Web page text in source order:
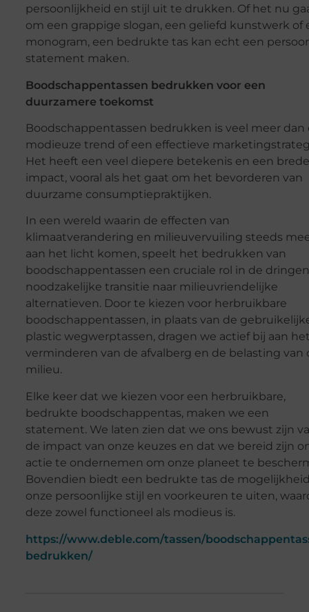
persoonlijkheid en stijl uit te drukken. Of het nu
om een grappige slogan, een geliefd kunstwerk of
monogram, een bedrukte tas kan echt een
statement maken.
Boodschappentassen bedrukken voor een
duurzamere toekomst
Boodschappentassen bedrukken is veel meer dan
modieuze trend of een effectieve
Het heeft een veel diepere betekenis en een
impact, vooral als het gaat om het bevorderen van
duurzame consumptiepraktijken.
In een wereld waarin de effecten van
klimaatverandering en milieuvervuiling steeds
aan het licht komen, speelt het bedrukken van
boodschappentassen een cruciale rol in de
noodzakelijke transitie naar milieuvriendelijke
alternatieven. Door te kiezen voor herbruikbare
boodschappentassen, in plaats van de
plastic wegwerptassen, dragen we actief bij aan
verminderen van de afvalberg en de belasting van
milieu.
Elke keer dat we kiezen voor een herbruikbare,
bedrukte boodschappentas, maken we een
statement. We laten zien dat we ons bewust zijn
de impact van onze keuzes en dat we bereid zijn
actie te ondernemen om onze planeet te
Bovendien biedt een bedrukte tas de
onze persoonlijke stijl en voorkeuren te uiten,
deze zowel functioneel als modieus is.
https://www.deble.com/tassen/
bedrukken/